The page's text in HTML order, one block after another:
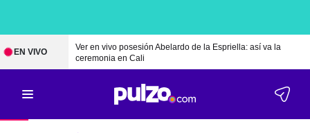
EN VIVO
Ver en vivo posesión Abelardo de la Espriella: así va la
ceremonia en Cali